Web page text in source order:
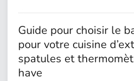
Guide pour choisir le
pour votre cuisine
spatules et
have